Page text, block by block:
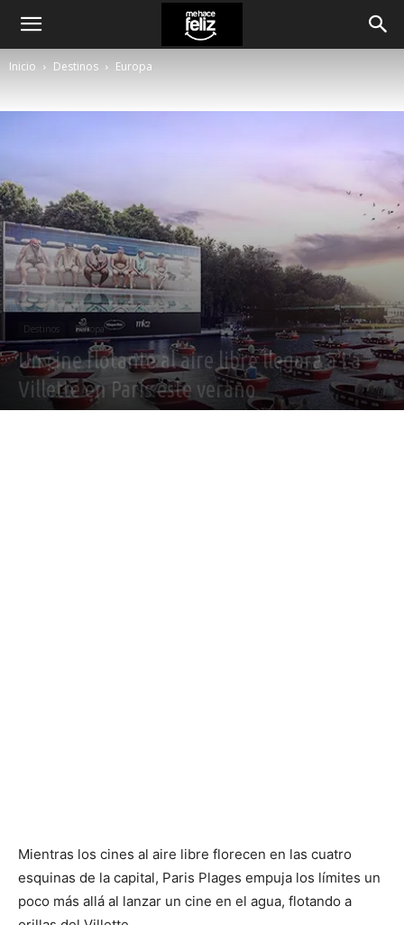
Inicio Destinos Europa
Destinos Europa
Un cine flotante al aire libre llegará a La
Villette en París este verano
Mientras los cines al aire libre florecen en las cuatro
esquinas de la capital, Paris Plages empuja los límites un
poco más allá al lanzar un cine en el agua, flotando a